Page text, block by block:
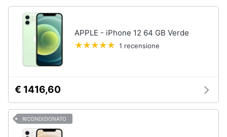
Servizi
Assistenza
APPLE - iPhone 12 64 GB Verde
1 recensione
€ 1416,60
RICONDIZIONATO